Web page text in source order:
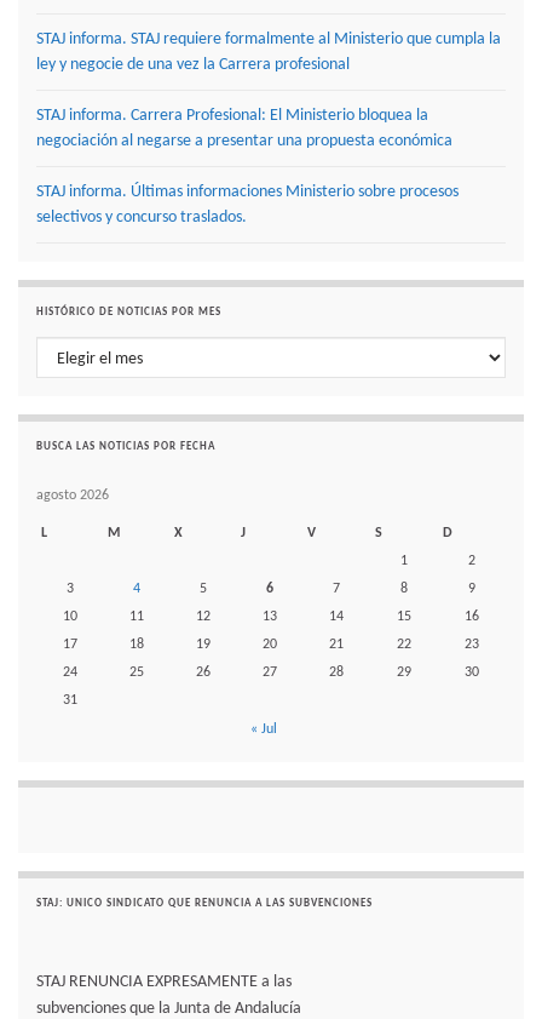
STAJ informa. STAJ requiere formalmente al Ministerio que cumpla la
ley y negocie de una vez la Carrera profesional
STAJ informa. Carrera Profesional: El Ministerio bloquea la
negociación al negarse a presentar una propuesta económica
STAJ informa. Últimas informaciones Ministerio sobre procesos
selectivos y concurso traslados.
HISTÓRICO DE NOTICIAS POR MES
Histórico de noticias por mes
BUSCA LAS NOTICIAS POR FECHA
agosto 2026
L M X J V S
D
1
2
3
4 5 6 7 8
9
10
11 12 13 14 15
16
17
18 19 20 21 22
23
24
25 26 27 28 29
30
31
« Jul
STAJ: UNICO SINDICATO QUE RENUNCIA A LAS SUBVENCIONES
STAJ RENUNCIA EXPRESAMENTE a las
subvenciones que la Junta de Andalucía